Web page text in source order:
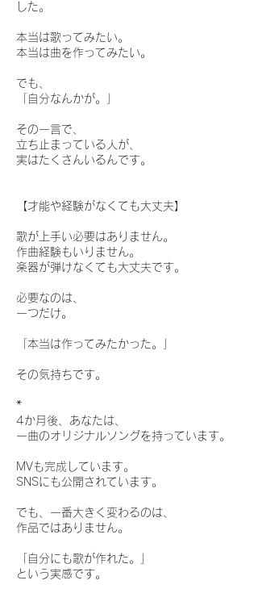
した。
本当は歌ってみたい。
本当は曲を作ってみたい。
でも、
「自分なんかが。」
その一言で、
立ち止まっている人が、
実はたくさんいるんです。
【才能や経験がなくても大丈夫】
歌が上手い必要はありません。
作曲経験もいりません。
楽器が弾けなくても大丈夫です。
必要なのは、
一つだけ。
「本当は作ってみたかった。」
その気持ちです。
*
4か月後、あなたは、
一曲のオリジナルソングを持っています。
MVも完成しています。
SNSにも公開されています。
でも、一番大きく変わるのは、
作品ではありません。
「自分にも歌が作れた。」
という実感です。